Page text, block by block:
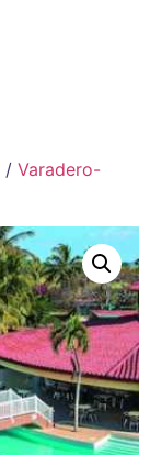
/ Varadero-